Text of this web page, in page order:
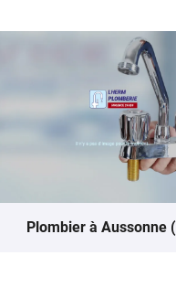
Plombier à Aussonne